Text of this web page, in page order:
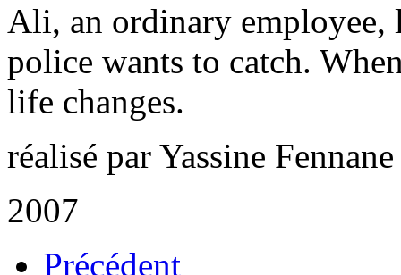
Ali, an ordinary
police wants to catch.
life changes.
réalisé par Yassine Fennane
2007
Précédent